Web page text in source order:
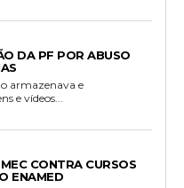
DA PF POR ABUSO
armazenava e
e vídeos...
CONTRA CURSOS
ENAMED